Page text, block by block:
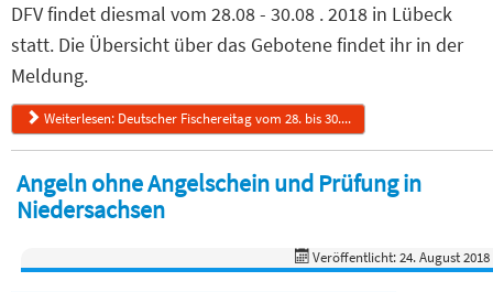
DFV findet diesmal vom 28.08 - 30.08 . 2018 in Lübeck
statt. Die Übersicht über das Gebotene findet ihr in der
Meldung.
Weiterlesen: Deutscher Fischereitag vom 28. bis 30....
Angeln ohne Angelschein und Prüfung in
Niedersachsen
Veröffentlicht: 24. August 2018